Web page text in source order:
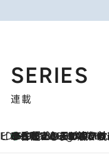
SERIES
連載
ビューティいいもの集め EDITORS' BEST
3 Hours Ago
35℃超えの日の夜、枕にひと吹き！ BAUMのルームスプレーが、ひのきの香りで心まで解きほぐす